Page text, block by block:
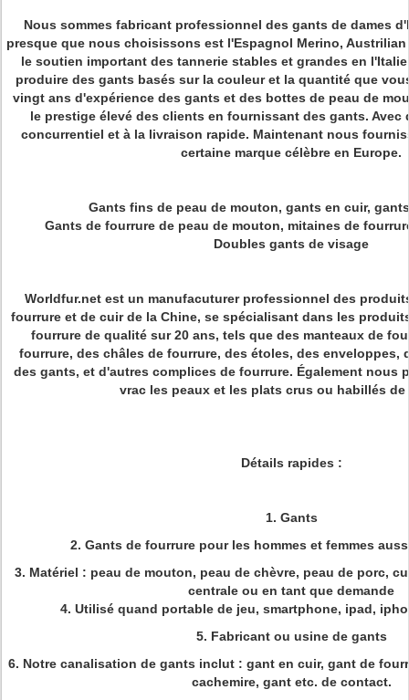
Nous sommes fabricant professionnel des gants de dames
presque que nous choisissons est l'Espagnol Merino, Austrilian
le soutien important des tannerie stables et grandes en
produire des gants basés sur la couleur et la quantité que
vingt ans d'expérience des gants et des bottes de peau de
le prestige élevé des clients en fournissant des gants. Avec
concurrentiel et à la livraison rapide. Maintenant nous
certaine marque célèbre en Europe.
Gants fins de peau de mouton, gants en cuir,
Gants de fourrure de peau de mouton, mitaines de
Doubles gants de visage
Worldfur.net est un manufacuturer professionnel des
fourrure et de cuir de la Chine, se spécialisant dans les
fourrure de qualité sur 20 ans, tels que des manteaux de
fourrure, des châles de fourrure, des étoles, des enveloppes,
des gants, et d'autres complices de fourrure. Également nous
vrac les peaux et les plats crus ou habillés de
Détails rapides :
1. Gants
2. Gants de fourrure pour les hommes et femmes
3. Matériel : peau de mouton, peau de chèvre, peau de porc,
centrale ou en tant que demande
4. Utilisé quand portable de jeu, smartphone, ipad,
5. Fabricant ou usine de gants
6. Notre canalisation de gants inclut : gant en cuir, gant de
cachemire, gant etc. de contact.